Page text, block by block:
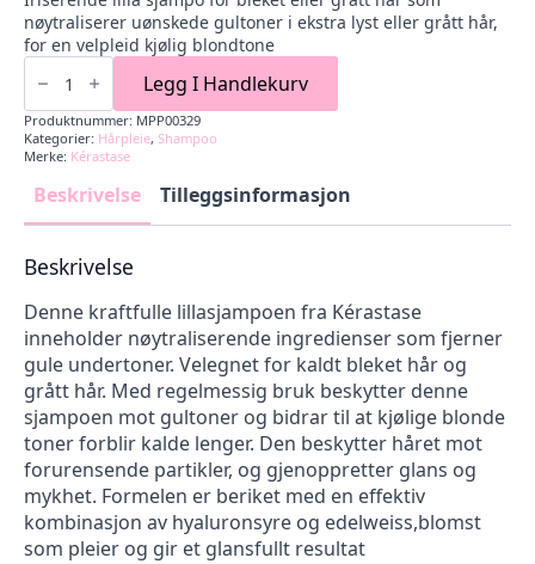
pris
var:
399,00 kr.
pris
er:
339,15 kr.
nøytraliserer uønskede gultoner i ekstra lyst eller grått hår,
for en velpleid kjølig blondtone
Blond
Absolu
Ultra-
Violet
Shampoo
antall
Legg I Handlekurv
Produktnummer: MPP00329
Kategorier: Hårpleie, Shampoo
Merke: Kérastase
Beskrivelse Tilleggsinformasjon
Beskrivelse
Denne kraftfulle lillasjampoen fra Kérastase
inneholder nøytraliserende ingredienser som fjerner
gule undertoner. Velegnet for kaldt bleket hår og
grått hår. Med regelmessig bruk beskytter denne
sjampoen mot gultoner og bidrar til at kjølige blonde
toner forblir kalde lenger. Den beskytter håret mot
forurensende partikler, og gjenoppretter glans og
mykhet. Formelen er beriket med en effektiv
kombinasjon av hyaluronsyre og edelweiss,blomst
som pleier og gir et glansfullt resultat